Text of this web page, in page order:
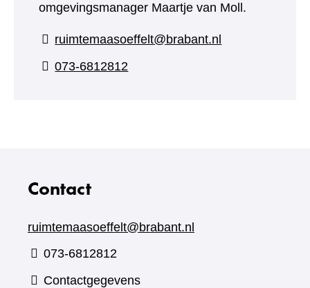
omgevingsmanager Maartje van Moll.
ruimtemaasoeffelt@brabant.nl
073-6812812
Contact
ruimtemaasoeffelt@brabant.nl
073-6812812
Contactgegevens